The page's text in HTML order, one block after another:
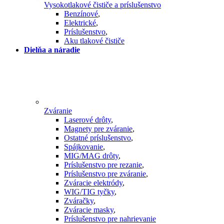
Vysokotlakové čističe a príslušenstvo
Benzínové,
Elektrické,
Príslušenstvo,
Aku tlakové čističe
Dielňa a náradie
Zváranie
Laserové drôty,
Magnety pre zváranie,
Ostatné príslušenstvo,
Spájkovanie,
MIG/MAG drôty,
Príslušenstvo pre rezanie,
Príslušenstvo pre zváranie,
Zváracie elektródy,
WIG/TIG tyčky,
Zváračky,
Zváracie masky,
Príslušenstvo pre nahrievanie